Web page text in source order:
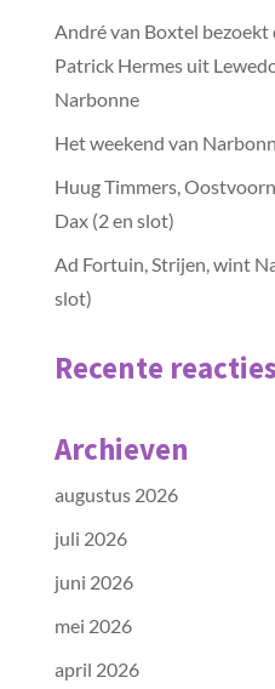
André van Boxtel
Patrick Hermes uit
Narbonne
Het weekend van
Huug Timmers,
Dax (2 en slot)
Ad Fortuin, Strijen, wint
slot)
Recente reacties
Archieven
augustus 2026
juli 2026
juni 2026
mei 2026
april 2026